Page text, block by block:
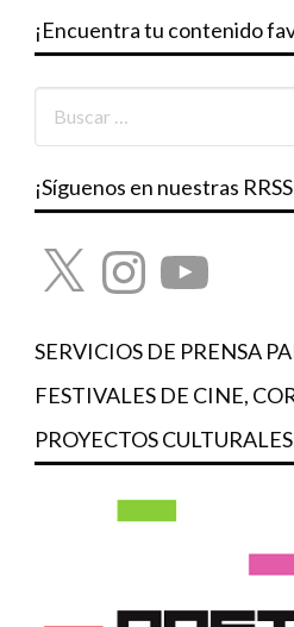
¡Encuentra tu contenido
¡Síguenos en nuestras
X InstagramYouTube
SERVICIOS DE PRENSA
FESTIVALES DE CINE,
PROYECTOS CULTURALES